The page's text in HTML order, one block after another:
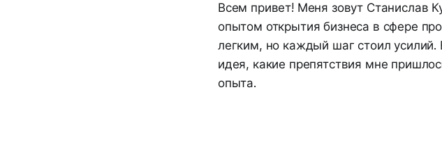
Всем привет! Меня зовут Станислав
опытом открытия бизнеса в сфере
легким, но каждый шаг стоил усилий.
идея, какие препятствия мне
опыта.